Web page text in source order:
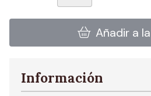
Añadir a
Información